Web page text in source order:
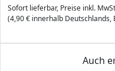
Sofort lieferbar, Preise inkl.
(4,90 € innerhalb Deutschlands,
Auch